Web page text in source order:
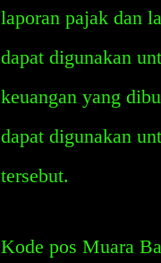
laporan pajak dan
dapat digunakan
keuangan yang
dapat digunakan
tersebut.
Kode pos Muara